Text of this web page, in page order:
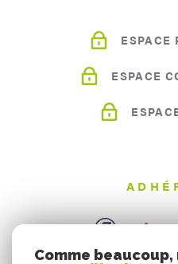
ESPACE
ESPACE
Comme